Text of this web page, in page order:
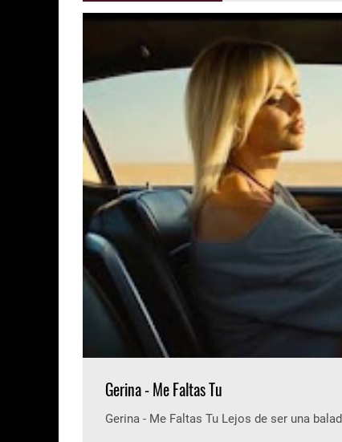
Gerina - Me Faltas Tu
Gerina - Me Faltas Tu Lejos de ser una